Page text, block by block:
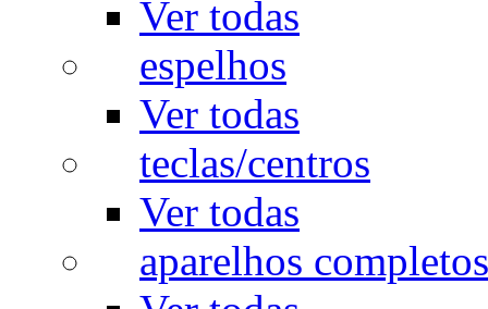
Ver todas
espelhos
Ver todas
teclas/centros
Ver todas
aparelhos completos